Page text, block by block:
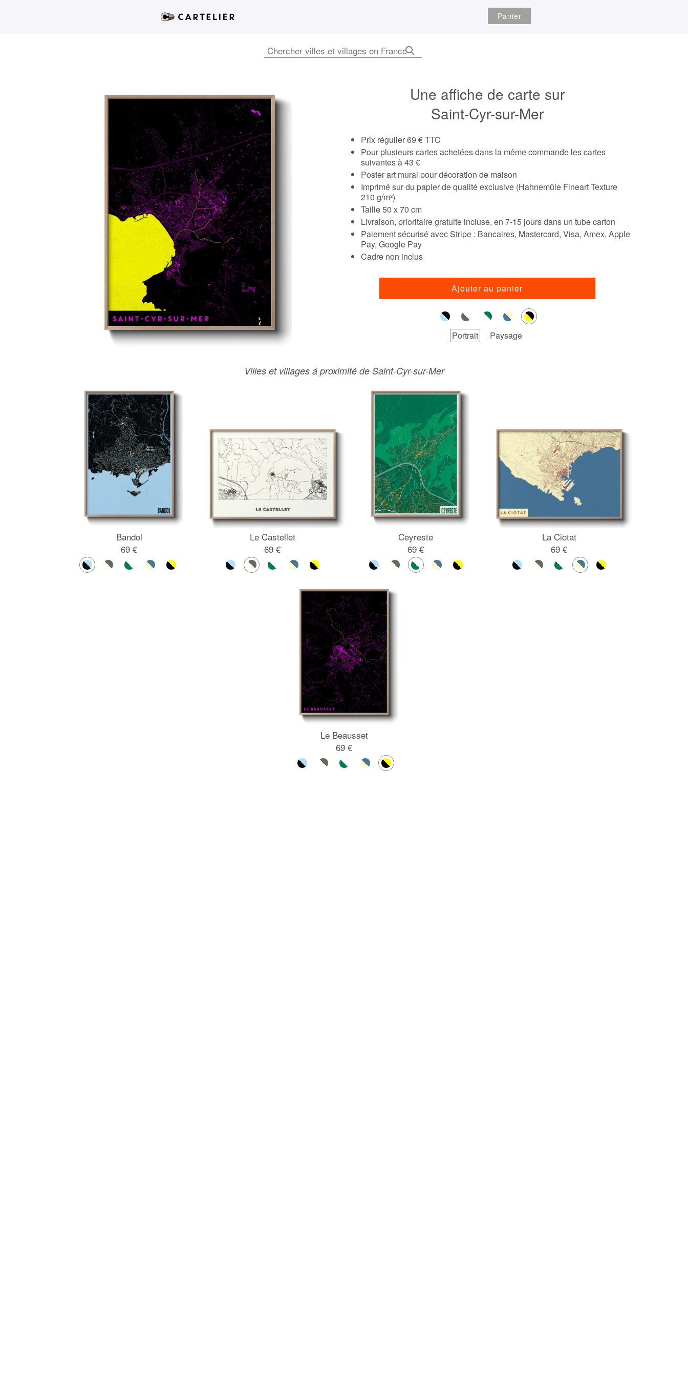
Panier
Une affiche de carte sur
Saint-Cyr-sur-Mer
Prix régulier 69 € TTC
Pour plusieurs cartes achetées dans la même commande les cartes
suivantes à 43 €
Poster art mural pour décoration de maison
Imprimé sur du papier de qualité exclusive (Hahnemüle Fineart Texture
210 g/m²)
Taille 50 x 70 cm
Livraison, prioritaire gratuite incluse, en 7-15 jours dans un tube carton
Paiement sécurisé avec Stripe : Bancaires, Mastercard, Visa, Amex, Apple
Pay, Google Pay
Cadre non inclus
Ajouter au panier
Portrait Paysage
Villes et villages á proximité de Saint-Cyr-sur-Mer
Bandol
69 €
Le Castellet
69 €
Ceyreste
69 €
La Ciotat
69 €
Le Beausset
69 €